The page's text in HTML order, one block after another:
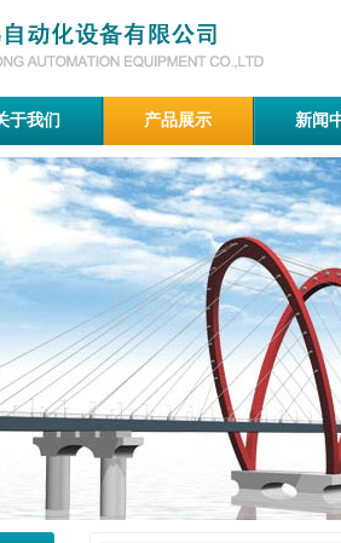
于我们 产品展示 新闻